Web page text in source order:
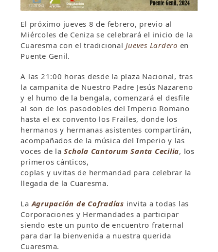
El próximo jueves 8 de febrero, previo al
Miércoles de Ceniza se celebrará el inicio de la
Cuaresma con el tradicionalJueves Lardero en
Puente Genil.
A las 21:00 horas desde la plaza Nacional, tras
la campanita de Nuestro Padre Jesús Nazareno
y el humo de la bengala, comenzará el desfile
al son de los pasodobles del Imperio Romano
hasta el ex convento los Frailes, donde los
hermanos y hermanas asistentes compartirán,
acompañados de la música del Imperio y las
voces de la Schola Cantorum Santa Cecilia, los
primeros cánticos,
coplas y uvitas de hermandad para celebrar la
llegada de la Cuaresma.
LaAgrupación de Cofradías invita a todas las
Corporaciones y Hermandades a participar
siendo este un punto de encuentro fraternal
para dar la bienvenida a nuestra querida
Cuaresma.